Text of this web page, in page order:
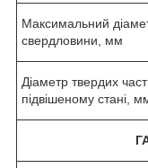
Максимальний
свердловини, мм
Діаметр твердих
підвішеному стані,